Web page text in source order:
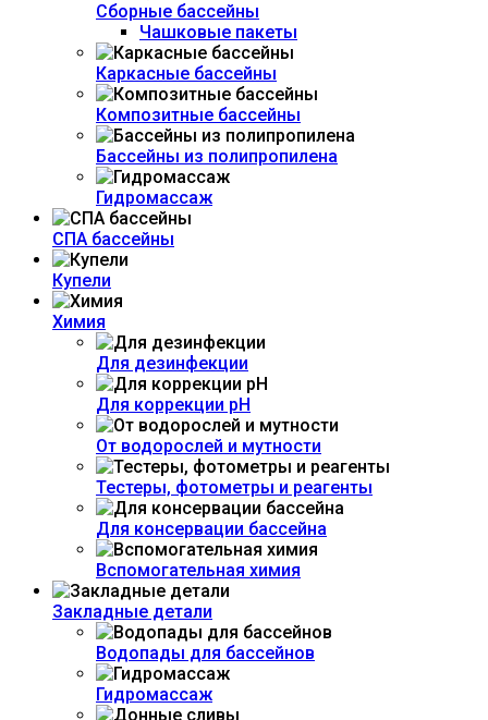
Сборные бассейны
Чашковые пакеты
Каркасные бассейны
Композитные бассейны
Бассейны из полипропилена
Гидромассаж
СПА бассейны
Купели
Химия
Для дезинфекции
Для коррекции рH
От водорослей и мутности
Тестеры, фотометры и реагенты
Для консервации бассейна
Вспомогательная химия
Закладные детали
Водопады для бассейнов
Гидромассаж